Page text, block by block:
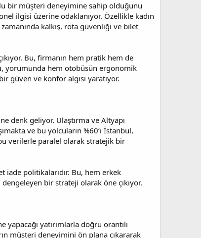
bir müşteri deneyimine sahip olduğunu
ilgisi üzerine odaklanıyor. Özellikle kadın
kalkış, rota güvenliği ve bilet
Bu, firmanın hem pratik hem de
yorumunda hem otobüsün ergonomik
güven ve konfor algısı yaratıyor.
denk geliyor. Ulaştırma ve Altyapı
ve bu yolcuların %60’ı İstanbul,
verilerle paralel olarak stratejik bir
politikalarıdır. Bu, hem erkek
dengeleyen bir strateji olarak öne çıkıyor.
yatırımlarla doğru orantılı
müşteri deneyimini ön plana çıkararak